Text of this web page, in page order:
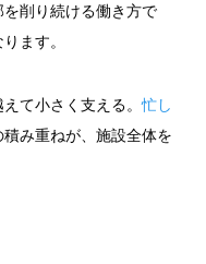
削り続ける働き方で
ます。
て小さく支える。忙し
積み重ねが、施設全体を